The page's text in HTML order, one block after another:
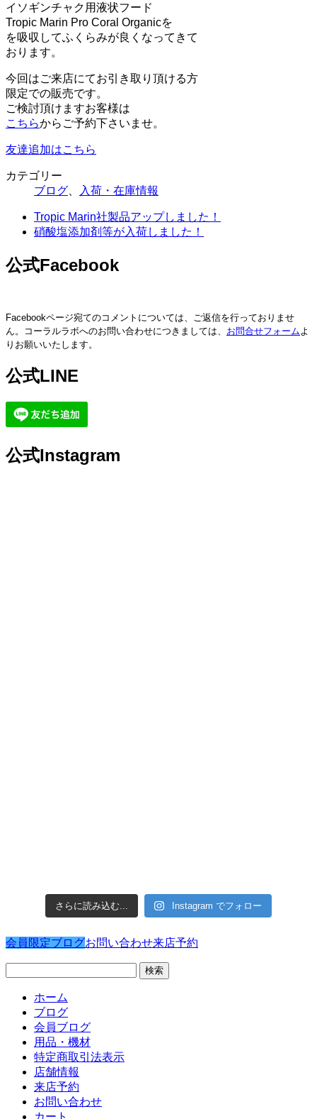
イソギンチャク用液状フード
Tropic Marin Pro Coral Organicを
を吸収してふくらみが良くなってきて
おります。
今回はご来店にてお引き取り頂ける方
限定での販売です。
ご検討頂けますお客様は
こちらからご予約下さいませ。
友達追加はこちら
カテゴリー
ブログ
入荷・在庫情報
Tropic Marin社製品アップしました！
硝酸塩添加剤等が入荷しました！
公式Facebook
Facebookページ宛てのコメントについては、ご返信を行っておりませ
ん。コーラルラボへのお問い合わせにつきましては、 お問合せフォーム よ
りお願いいたします。
公式LINE
公式Instagram
さらに読み込む... Instagram でフォロー
会員限定ブログお問い合わせ来店予約
ホーム
ブログ
会員ブログ
用品・機材
特定商取引法表示
店舗情報
来店予約
お問い合わせ